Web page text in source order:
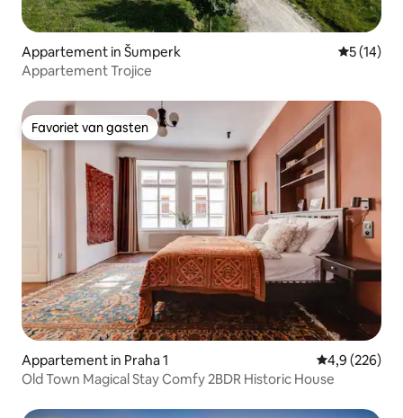
Appartement in Šumperk
5 (14)
Appartement Trojice
Favoriet van gasten
Favoriet van gasten
Appartement in Praha 1 Gemiddelde
4,9 (226)
Old Town Magical Stay Comfy 2BDR Historic House